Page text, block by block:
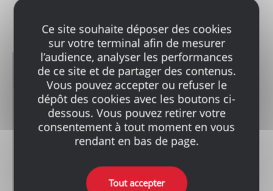
Ce site souhaite déposer des cookies
sur votre terminal afin de mesurer
l’audience, analyser les performances
de ce site et de partager des contenus.
Vous pouvez accepter ou refuser le
dépôt des cookies avec les boutons ci-
dessous. Vous pouvez retirer votre
consentement à tout moment en vous
rendant en bas de page.
Tout accepter